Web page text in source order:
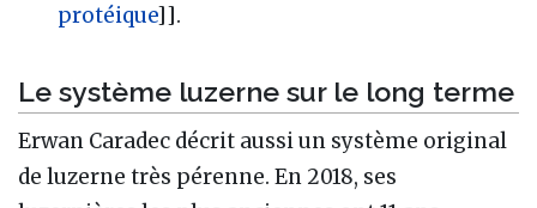
protéique]].
Le système luzerne sur le long terme
Erwan Caradec décrit aussi un système original
de luzerne très pérenne. En 2018, ses